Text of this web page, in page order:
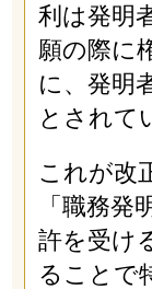
利は発明
願の際に
に、発明
とされて
これが改
「職務発
許を受け
ることで